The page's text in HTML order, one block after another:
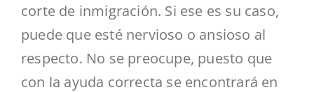
corte de inmigración. Si ese es su caso,
puede que esté nervioso o ansioso al
respecto. No se preocupe, puesto que
con la ayuda correcta se encontrará en